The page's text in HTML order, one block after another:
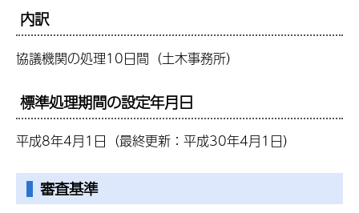
内訳
協議機関の処理10日間（土木事務所）
標準処理期間の設定年月日
平成8年4月1日（最終更新：平成30年4月1日）
審査基準